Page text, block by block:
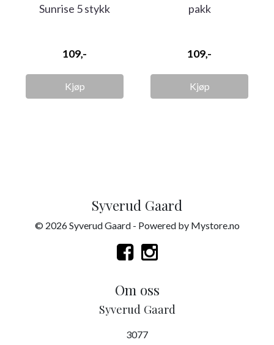
Sunrise 5 stykk
109,-
Kjøp
pakk
109,-
Kjøp
Syverud Gaard
© 2026 Syverud Gaard - Powered by Mystore.no
Om oss
Syverud Gaard
3077